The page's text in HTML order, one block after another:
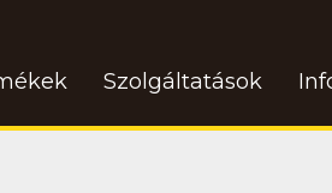
Szolgáltatások